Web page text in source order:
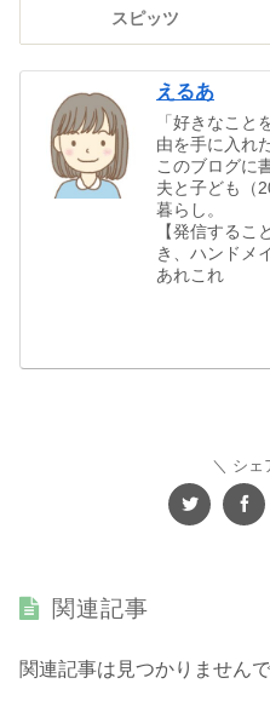
スピッツ
えるあ
「好きなこと
由を手に入れ
このブログに
夫と子ども（
暮らし。
【発信するこ
き、ハンドメ
あれこれ
シェ
関連記事
関連記事は見つかりませんで